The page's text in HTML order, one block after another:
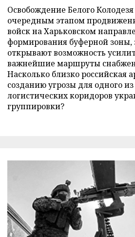
Освобождение Белого
очередным этапом
войск на Харьковском
формирования буферной зоны,
открывают возможность
важнейшие маршруты
Насколько близко российская
созданию угрозы для одного
логистических коридоров
группировки?